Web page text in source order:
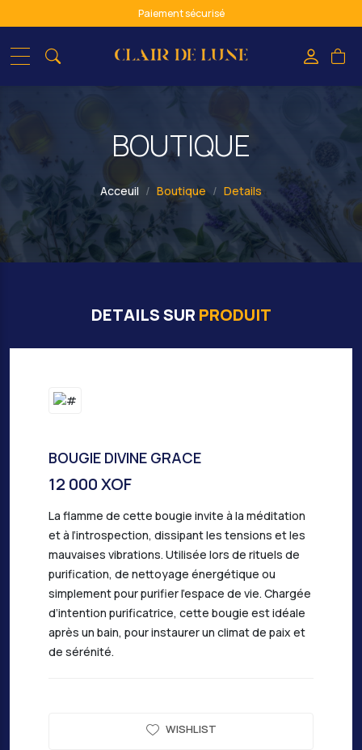
Paiement sécurisé
BOUTIQUE
Acceuil Boutique Details
DETAILS SUR PRODUIT
BOUGIE DIVINE GRACE
12 000 XOF
La flamme de cette bougie invite à la méditation
et à l’introspection, dissipant les tensions et les
mauvaises vibrations. Utilisée lors de rituels de
purification, de nettoyage énergétique ou
simplement pour purifier l’espace de vie. Chargée
d’intention purificatrice, cette bougie est idéale
après un bain, pour instaurer un climat de paix et
de sérénité.
WISHLIST